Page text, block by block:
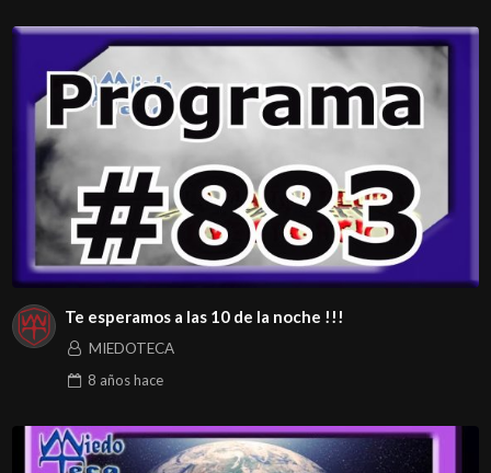
Te esperamos a las 10 de la noche !!!
MIEDOTECA
8 añoshace